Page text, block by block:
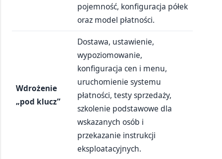
pojemność, konfiguracja półek
oraz model płatności.
Wdrożenie
„pod klucz”
Dostawa, ustawienie,
wypoziomowanie,
konfiguracja cen i menu,
uruchomienie systemu
płatności, testy sprzedaży,
szkolenie podstawowe dla
wskazanych osób i
przekazanie instrukcji
eksploatacyjnych.